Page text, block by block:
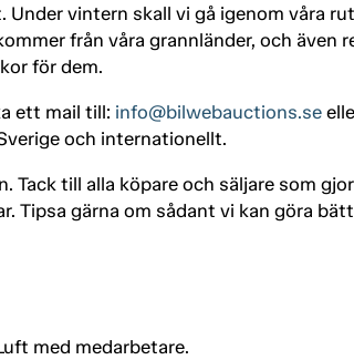
vintern skall vi gå igenom våra
från våra grannländer, och även
för dem.
ett mail till: info@bilwebauctions.se
och internationellt.
till alla köpare och säljare som
Tipsa gärna om sådant vi kan göra
med medarbetare.